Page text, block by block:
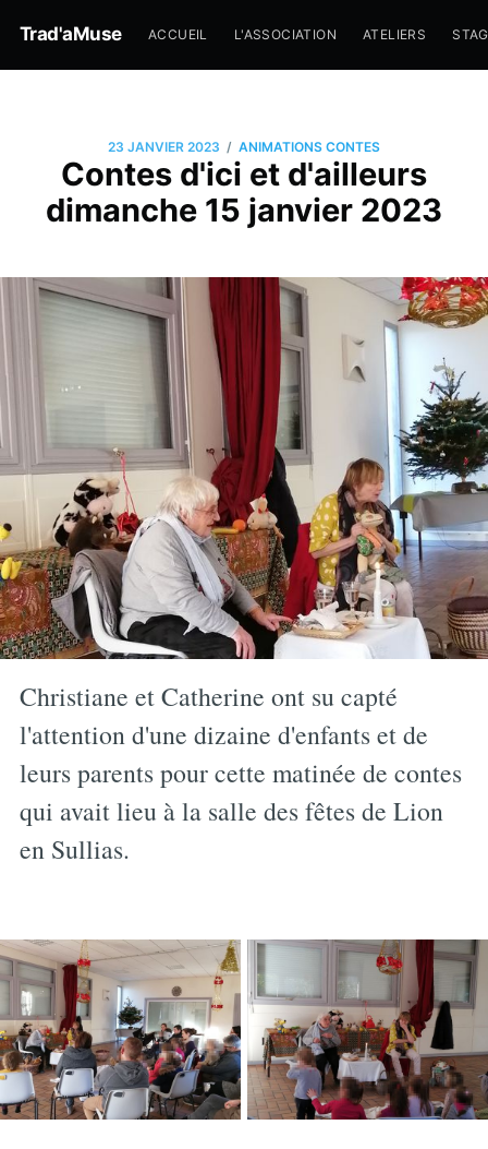
Trad'aMuse ACCUEIL L'ASSOCIATION ATELIERS
23 JANVIER 2023 / ANIMATIONS CONTES
Contes d'ici et d'ailleurs
dimanche 15 janvier 2023
Christiane et Catherine ont su capté
l'attention d'une dizaine d'enfants et de
leurs parents pour cette matinée de contes
qui avait lieu à la salle des fêtes de Lion
en Sullias.